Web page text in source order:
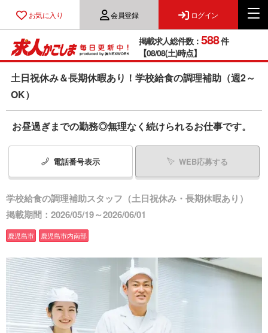
お気に入り 会員登録 ログイン
掲載求人総件数： 588件
【08/08(土)時点】
土日祝休み＆長期休暇あり！学校給食の調理補助（週2～
OK）
お昼過ぎまでの勤務◎無理なく続けられるお仕事です。
電話番号表示 WEB応募する
学校給食の調理補助スタッフ（土日祝休み・長期休暇あり）
掲載期間：2026/05/19～2026/06/01
鹿児島市 鹿児島市内南部